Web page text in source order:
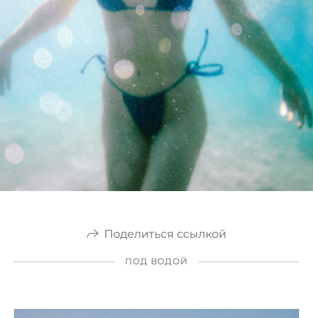
Поделиться ссылкой
ПОД ВОДОЙ